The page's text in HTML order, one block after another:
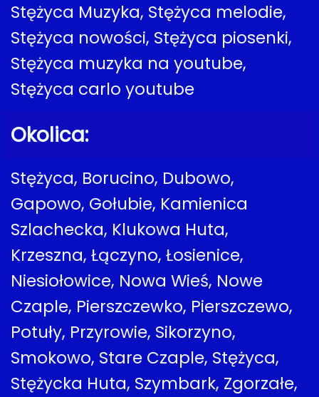
Stężyca Muzyka, Stężyca melodie,
Stężyca nowości, Stężyca piosenki,
Stężyca muzyka na youtube,
Stężyca carlo youtube
Okolica:
Stężyca, Borucino, Dubowo,
Gapowo, Gołubie, Kamienica
Szlachecka, Klukowa Huta,
Krzeszna, Łączyno, Łosienice,
Niesiołowice, Nowa Wieś, Nowe
Czaple, Pierszczewko, Pierszczewo,
Potuły, Przyrowie, Sikorzyno,
Smokowo, Stare Czaple, Stężyca,
Stężycka Huta, Szymbark, Zgorzałe,